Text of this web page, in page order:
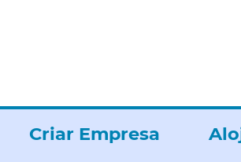
Criar Empresa